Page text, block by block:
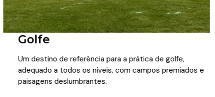
Golfe
Um destino de referência para a prática de golfe,
adequado a todos os níveis, com campos premiados e
paisagens deslumbrantes.